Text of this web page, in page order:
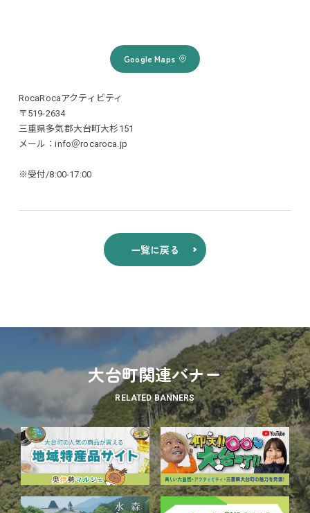
RocaRocaアクティビティ
〒519-2634
三重県多気郡大台町大杉151
メール：info＠rocaroca.jp
※受付/8:00-17:00
Google Maps
一覧に戻る
大台町関連バナー
RELATED BANNERS